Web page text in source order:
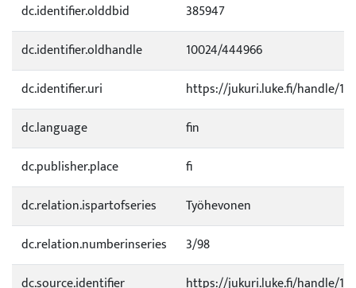
dc.identifier.olddbid
385947
dc.identifier.oldhandle
10024/444966
dc.identifier.uri
https://jukuri.luke.fi/handle/
dc.language
fin
dc.publisher.place
fi
dc.relation.ispartofseries
Työhevonen
dc.relation.numberinseries
3/98
dc.source.identifier
https://jukuri.luke.fi/handle/